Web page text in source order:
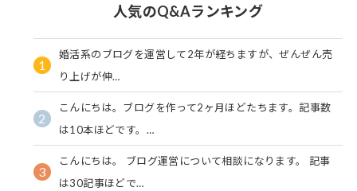
人気のQ&Aランキング
1
婚活系のブログを運営して2年が経ちますが、ぜんぜん売
り上げが伸…
2
こんにちは。ブログを作って2ヶ月ほどたちます。記事数
は10本ほどです。…
3
こんにちは。 ブログ運営について相談になります。 記事
は30記事ほどで…